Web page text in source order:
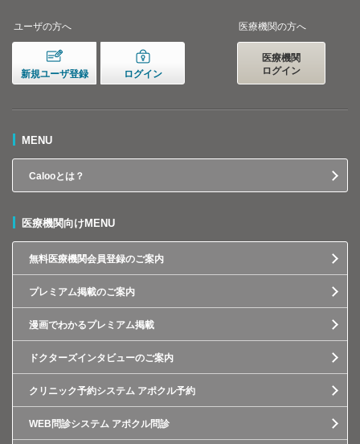
ユーザの方へ
新規ユーザ登録 ログイン
医療機関の方へ
医療機関
ログイン
MENU
Calooとは？
医療機関向けMENU
無料医療機関会員登録のご案内
プレミアム掲載のご案内
漫画でわかるプレミアム掲載
ドクターズインタビューのご案内
クリニック予約システム アポクル予約
WEB問診システム アポクル問診